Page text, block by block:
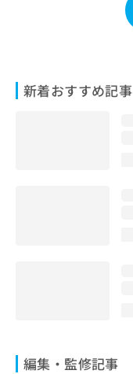
新着おすすめ記事
編集・監修記事
せ